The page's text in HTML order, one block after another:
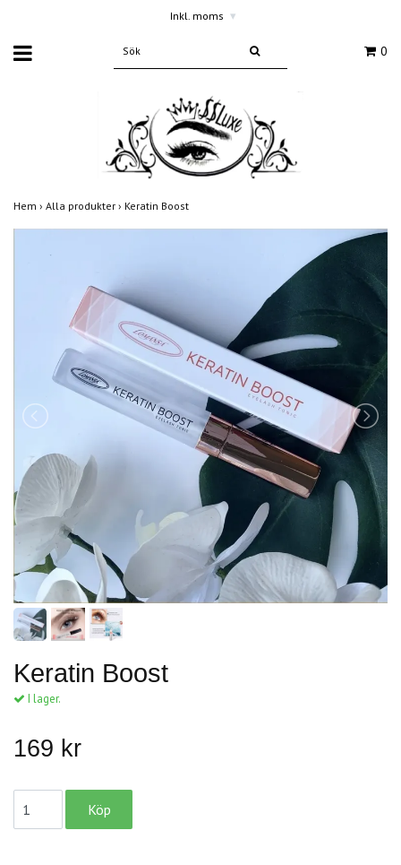
Inkl. moms ▾
0
Hem › Alla produkter › Keratin Boost
Keratin Boost
I lager.
169 kr